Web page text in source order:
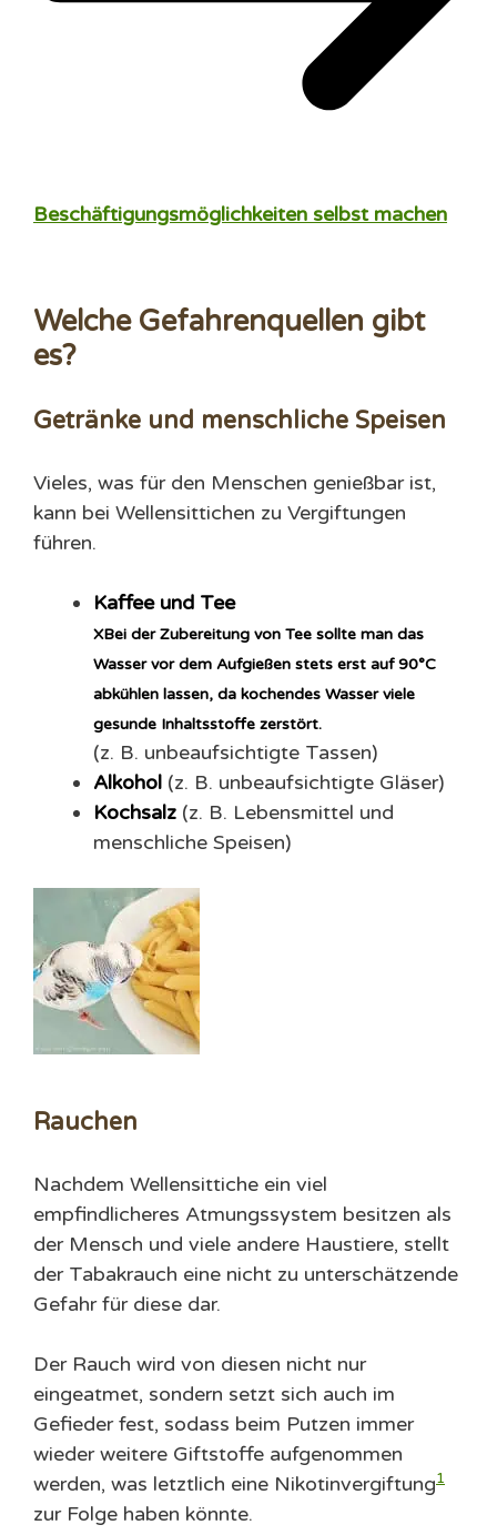
Beschäftigungsmöglichkeiten selbst machen
Welche Gefahrenquellen gibt
es?
Getränke und menschliche Speisen
Vieles, was für den Menschen genießbar ist,
kann bei Wellensittichen zu Vergiftungen
führen.
Kaffee und Tee
XBei der Zubereitung von Tee sollte man das
Wasser vor dem Aufgießen stets erst auf 90°C
abkühlen lassen, da kochendes Wasser viele
gesunde Inhaltsstoffe zerstört.
(z. B. unbeaufsichtigte Tassen)
Alkohol (z. B. unbeaufsichtigte Gläser)
Kochsalz (z. B. Lebensmittel und
menschliche Speisen)
Rauchen
Nachdem Wellensittiche ein viel
empfindlicheres Atmungssystem besitzen als
der Mensch und viele andere Haustiere, stellt
der Tabakrauch eine nicht zu unterschätzende
Gefahr für diese dar.
Der Rauch wird von diesen nicht nur
eingeatmet, sondern setzt sich auch im
Gefieder fest, sodass beim Putzen immer
wieder weitere Giftstoffe aufgenommen
werden, was letztlich eine Nikotinvergiftung1
zur Folge haben könnte.